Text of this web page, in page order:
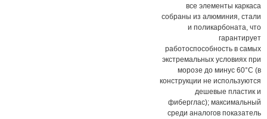
все элементы каркаса
собраны из алюминия, стали
и поликарбоната, что
гарантирует
работоспособность в самых
экстремальных условиях при
морозе до минус 60°С (в
конструкции не используются
дешевые пластик и
фиберглас); максимальный
среди аналогов показатель